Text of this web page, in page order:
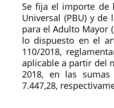
Se fija el importe de
Universal (PBU) y de
para el Adulto Mayor
lo dispuesto en el
110/2018,
aplicable a partir del
2018, en las
7.447,28,